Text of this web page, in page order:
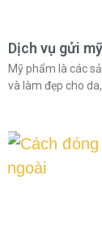
Dịch vụ gửi
Mỹ phẩm là các
và làm đẹp cho